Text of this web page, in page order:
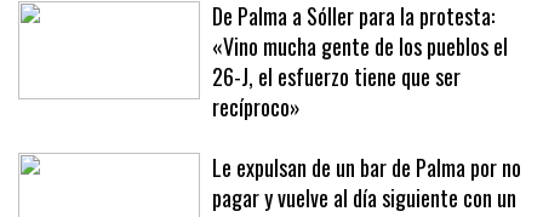
De Palma a Sóller para la protesta:
«Vino mucha gente de los pueblos el
26-J, el esfuerzo tiene que ser
recíproco»